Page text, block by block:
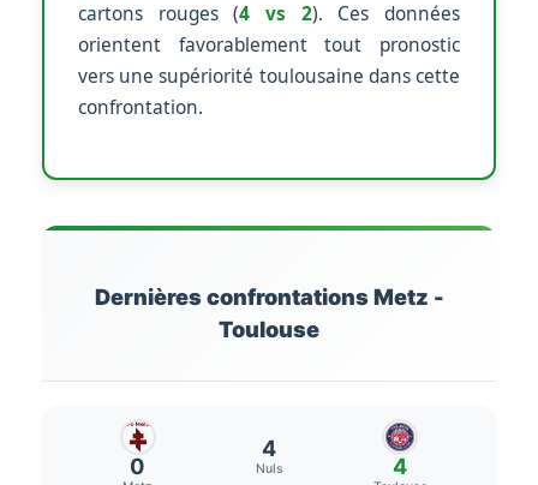
cartons rouges (4 vs 2). Ces données
orientent favorablement tout pronostic
vers une supériorité toulousaine dans cette
confrontation.
Dernières confrontations Metz -
Toulouse
0
4
Nuls 4